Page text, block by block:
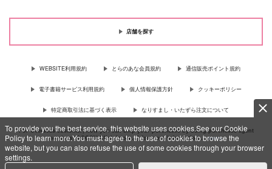
To provide you the best service, this website uses cookies.See our Cookie
Policy to learn more.You must agree to the use of cookies to browse the
website, but you can also refuse the use of some cookies through your browser
settings.
店舗を探す
WEBSITE利用規約 とらのあな会員規約 通信販売ポイント規約
電子書籍サービス利用規約 個人情報保護方針 クッキーポリシー
特定商取引法に基づく表示 なりすまし・いたずら注文について
For Overseas customer, now you can ship your purchases by using purchases agent
services “AOCS”! Click {more…} for more information …more